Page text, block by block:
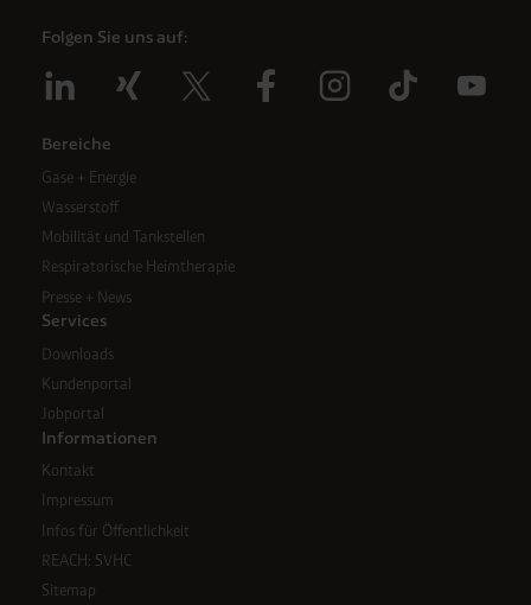
Folgen Sie uns auf:
Bereiche
Gase + Energie
Wasserstoff
Mobilität und Tankstellen
Respiratorische Heimtherapie
Presse + News
Services
Downloads
Kundenportal
Jobportal
Informationen
Kontakt
Impressum
Infos für Öffentlichkeit
REACH: SVHC
Sitemap